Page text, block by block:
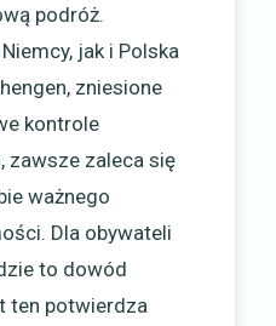
podróż.
jak i Polska
zniesione
kontrole
zawsze zaleca się
ważnego
Dla obywateli
to dowód
ten potwierdza